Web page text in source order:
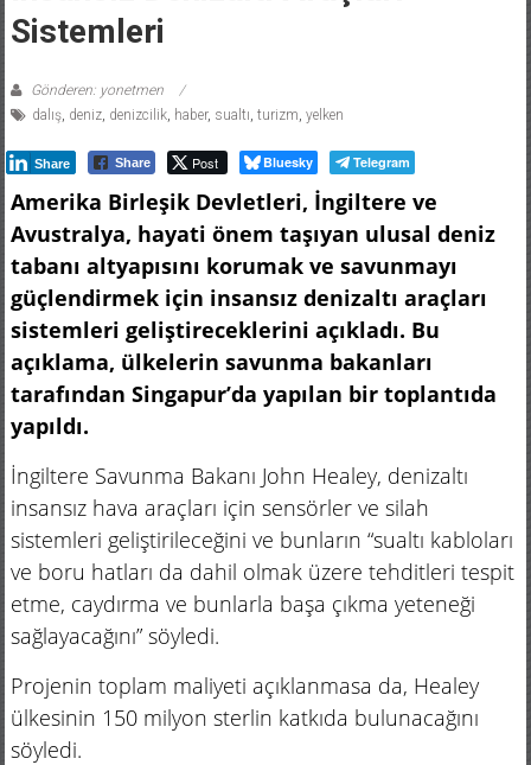
Sistemleri
Gönderen: yonetmen
dalış, deniz, denizcilik, haber, sualtı turizm yelken
Share Share Post Bluesky Telegram
Amerika Birleşik Devletleri, İngiltere ve
Avustralya, hayati önem taşıyan ulusal deniz
tabanı altyapısını korumak ve savunmayı
güçlendirmek için insansız denizaltı araçları
sistemleri geliştireceklerini açıkladı. Bu
açıklama, ülkelerin savunma bakanları
tarafından Singapur’da yapılan bir toplantıda
yapıldı.
İngiltere Savunma Bakanı John Healey, denizaltı
insansız hava araçları için sensörler ve silah
sistemleri geliştirileceğini ve bunların “sualtı kabloları
ve boru hatları da dahil olmak üzere tehditleri tespit
etme, caydırma ve bunlarla başa çıkma yeteneği
sağlayacağını” söyledi.
Projenin toplam maliyeti açıklanmasa da, Healey
ülkesinin 150 milyon sterlin katkıda bulunacağını
söyledi.